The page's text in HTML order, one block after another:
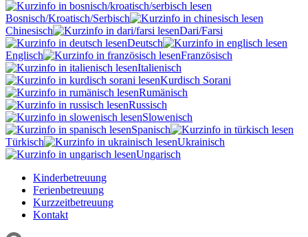
Bosnisch/Kroatisch/Serbisch
Chinesisch
Dari/Farsi
Deutsch
Englisch
Französisch
Italienisch
Kurdisch Sorani‎
Rumänisch
Russisch
Slowenisch
Spanisch
Türkisch
Ukrainisch
Ungarisch
Kinderbetreuung
Ferienbetreuung
Kurzzeitbetreuung
Kontakt